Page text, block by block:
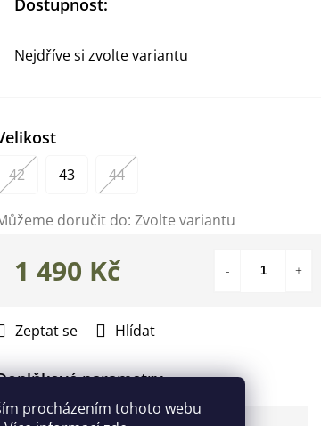
procházením tohoto webu
42 43 44
doručit do: Zvolte variantu
Zeptat se Hlídat
parametry
EAN:
Zvolte variantu
1 490 Kč
Nejdříve si zvolte variantu